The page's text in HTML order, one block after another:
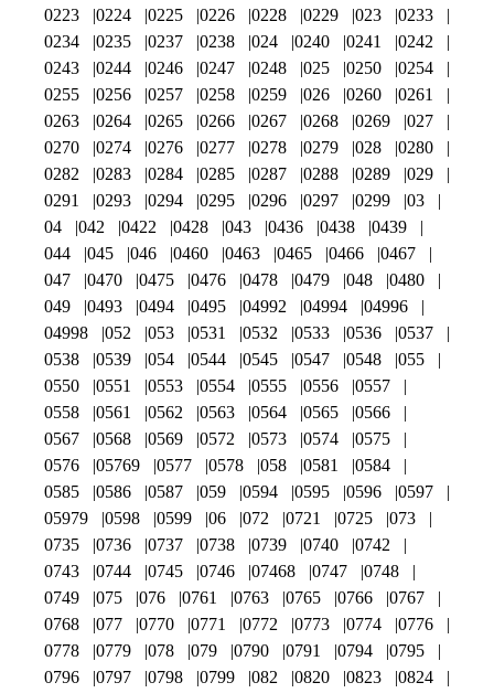
0223 0224 0225 0226 0228 0229 023
0233
0234
0235 0237 0238 024 0240 0241
0242
0243
0244 0246 0247 0248 025 0250
0254
0255
0256 0257 0258 0259 026 0260
0261
0263
0264 0265 0266 0267 0268 0269
027
0270
0274 0276 0277 0278 0279 028
0280
0282
0283 0284 0285 0287 0288 0289
029
0291
0293 0294 0295 0296 0297 0299
03
04
042 0422 0428 043 0436 0438
0439
044
045 046 0460 0463 0465 0466
0467
047
0470 0475 0476 0478 0479 048
0480
049
0493 0494 0495 04992 04994
04996
04998
052 053 0531 0532 0533 0536
0537
0538
0539 054 0544 0545 0547 0548
055
0550
0551 0553 0554 0555 0556
0557
0558
0561 0562 0563 0564 0565
0566
0567
0568 0569 0572 0573 0574
0575
0576
05769 0577 0578 058 0581
0584
0585
0586 0587 059 0594 0595 0596
0597
05979
0598 0599 06 072 0721 0725
073
0735
0736 0737 0738 0739 0740
0742
0743
0744 0745 0746 07468 0747
0748
0749
075 076 0761 0763 0765 0766
0767
0768
077 0770 0771 0772 0773 0774
0776
0778
0779 078 079 0790 0791 0794
0795
0796
0797 0798 0799 082 0820 0823
0824